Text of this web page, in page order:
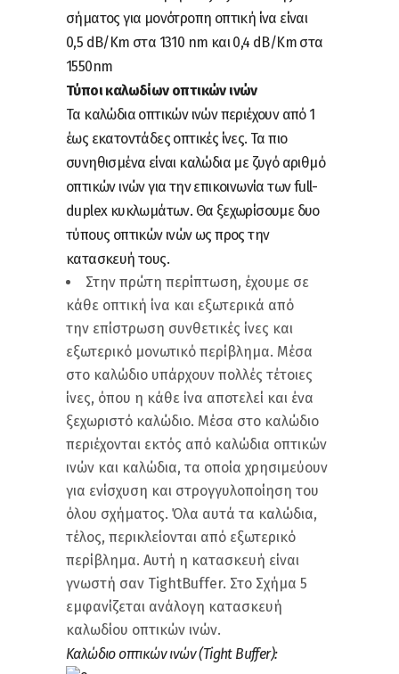
σήματος για μονότροπη οπτική ίνα είναι
0,5 dB/Km στα 1310 nm και 0,4 dB/Km στα
1550nm
Τύποι καλωδίων οπτικών ινών
Τα καλώδια οπτικών ινών περιέχουν από 1
έως εκατοντάδες οπτικές ίνες. Τα πιο
συνηθισμένα είναι καλώδια με ζυγό αριθμό
οπτικών ινών για την επικοινωνία των full-
duplex κυκλωμάτων. Θα ξεχωρίσουμε δυο
τύπους οπτικών ινών ως προς την
κατασκευή τους.
Στην πρώτη περίπτωση, έχουμε σε
κάθε οπτική ίνα και εξωτερικά από
την επίστρωση συνθετικές ίνες και
εξωτερικό μονωτικό περίβλημα. Μέσα
στο καλώδιο υπάρχουν πολλές τέτοιες
ίνες, όπου η κάθε ίνα αποτελεί και ένα
ξεχωριστό καλώδιο. Μέσα στο καλώδιο
περιέχονται εκτός από καλώδια οπτικών
ινών και καλώδια, τα οποία χρησιμεύουν
για ενίσχυση και στρογγυλοποίηση του
όλου σχήματος. Όλα αυτά τα καλώδια,
τέλος, περικλείονται από εξωτερικό
περίβλημα. Αυτή η κατασκευή είναι
γνωστή σαν TightBuffer. Στο Σχήμα 5
εμφανίζεται ανάλογη κατασκευή
καλωδίου οπτικών ινών.
Καλώδιο οπτικών ινών (Tight Buffer):